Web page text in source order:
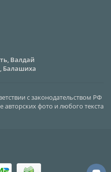
Валдай
Балашиха
с законодательством РФ
фото и любого текста